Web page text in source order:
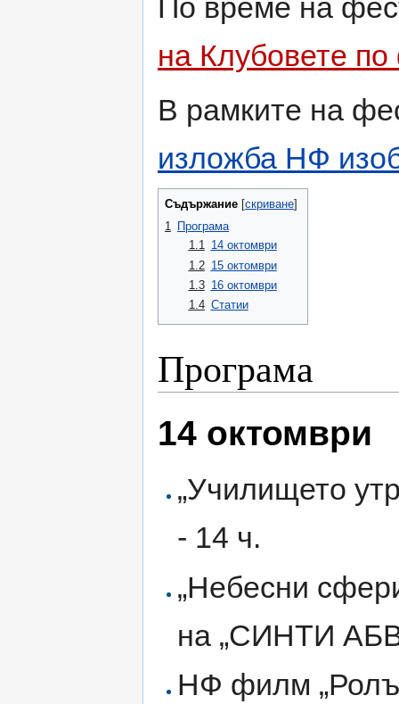
По време на
на Клубовете
В рамките на
изложба НФ
Съдържание скриване
1 Програма
1.1 14 октомври
1.2 15 октомври
1.3 16 октомври
1.4 Статии
Програма
14 октомври
„Училището
- 14 ч.
„Небесни
на „СИНТИ
НФ филм